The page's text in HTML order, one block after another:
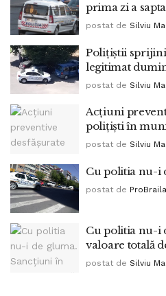
prima zi a
postat de Silviu
Poliţiştii
legitimat
postat de Silviu
Acţiuni
poliţişti în
postat de Silviu
Cu politia nu-i
postat de ProBraila
Cu politia nu-i
valoare totală
postat de Silviu